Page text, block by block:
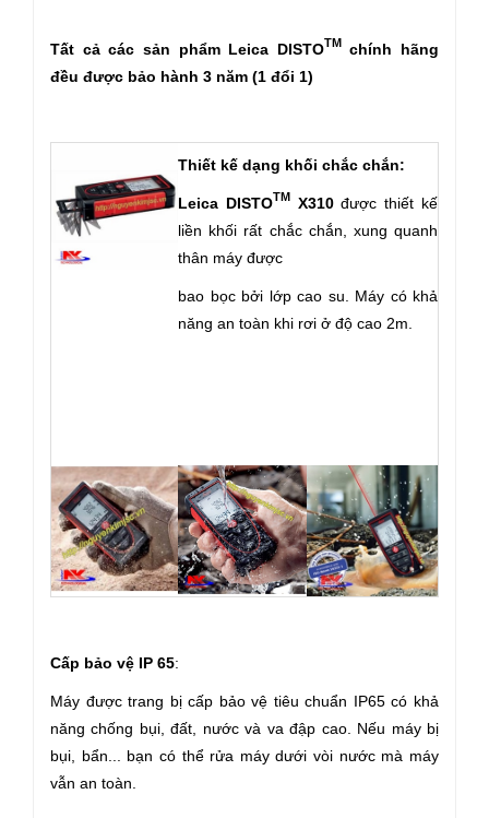
Tất cả các sản phẩm Leica DISTOTMchính hãng
đều được bảo hành 3 năm (1 đổi 1)
Thiết kế dạng khối chắc chắn:
Leica DISTOTMX310được thiết kế
liền khối rất chắc chắn, xung quanh
thân máy được
bao bọc bởi lớp cao su. Máy có khả
năng an toàn khi rơi ở độ cao 2m.
Cấp bảo vệ IP 65:
Máy được trang bị cấp bảo vệ tiêu chuẩn IP65 có khả
năng chống bụi, đất, nước và va đập cao. Nếu máy bị
bụi, bẩn... bạn có thể rửa máy dưới vòi nước mà máy
vẫn an toàn.